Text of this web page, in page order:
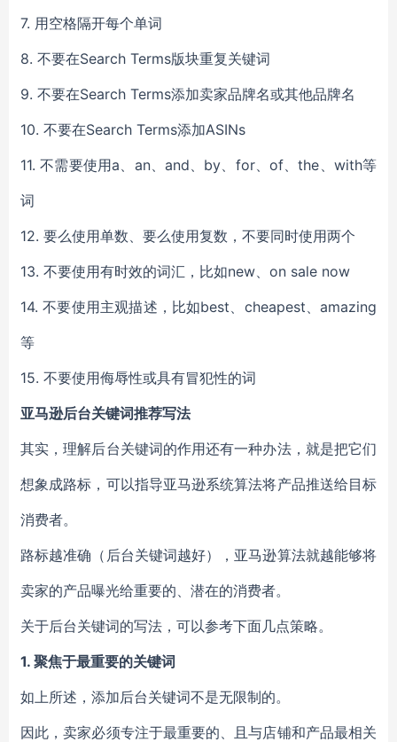
7. 用空格隔开每个单词
8. 不要在Search Terms版块重复关键词
9. 不要在Search Terms添加卖家品牌名或其他品牌名
10. 不要在Search Terms添加ASINs
11. 不需要使用a、an、and、by、for、of、the、with等
词
12. 要么使用单数、要么使用复数，不要同时使用两个
13. 不要使用有时效的词汇，比如new、on sale now
14. 不要使用主观描述，比如best、cheapest、amazing
等
15. 不要使用侮辱性或具有冒犯性的词
亚马逊后台关键词推荐写法
其实，理解后台关键词的作用还有一种办法，就是把它们
想象成路标，可以指导亚马逊系统算法将产品推送给目标
消费者。
路标越准确（后台关键词越好），亚马逊算法就越能够将
卖家的产品曝光给重要的、潜在的消费者。
关于后台关键词的写法，可以参考下面几点策略。
1. 聚焦于最重要的关键词
如上所述，添加后台关键词不是无限制的。
因此，卖家必须专注于最重要的、且与店铺和产品最相关